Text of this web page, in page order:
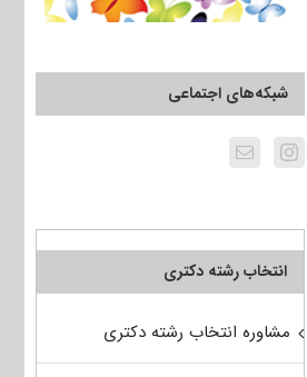
شبکه‌های اجتماعی
انتخاب رشته دکتری
مشاوره انتخاب رشته دکتری